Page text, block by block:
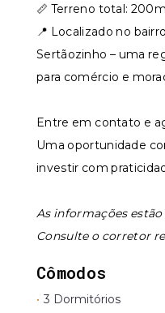
📏 Terreno total:
📍 Localizado no
Sertãozinho – uma
para comércio e
Entre em contato e
Uma oportunidade
investir com
As informações
Consulte o corretor
Cômodos
• 3 Dormitórios